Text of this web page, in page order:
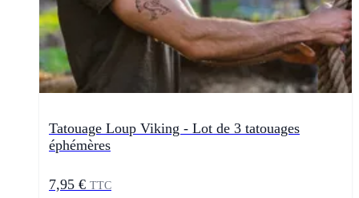
Tatouage Loup Viking - Lot de 3 tatouages
éphémères
7,95 € TTC